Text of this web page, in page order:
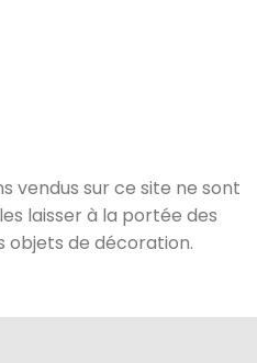
vendus sur ce site ne sont
laisser à la portée des
objets de décoration.